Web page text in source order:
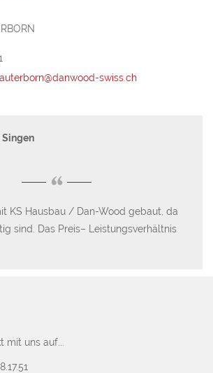
swiss.ch
Singen
“
KS Hausbau / Dan-Wood gebaut, da
sind. Das Preis– Leistungsverhältnis
mit uns auf...